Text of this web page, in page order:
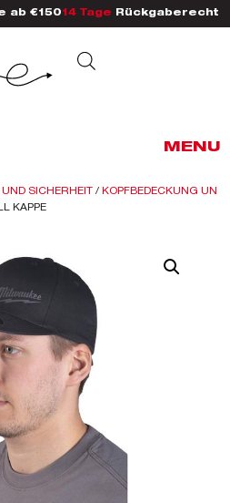
ab €150 14 Tage Rückgaberecht
MENU
SICHERHEIT / KOPFBEDECKUNG UN
KAPPE